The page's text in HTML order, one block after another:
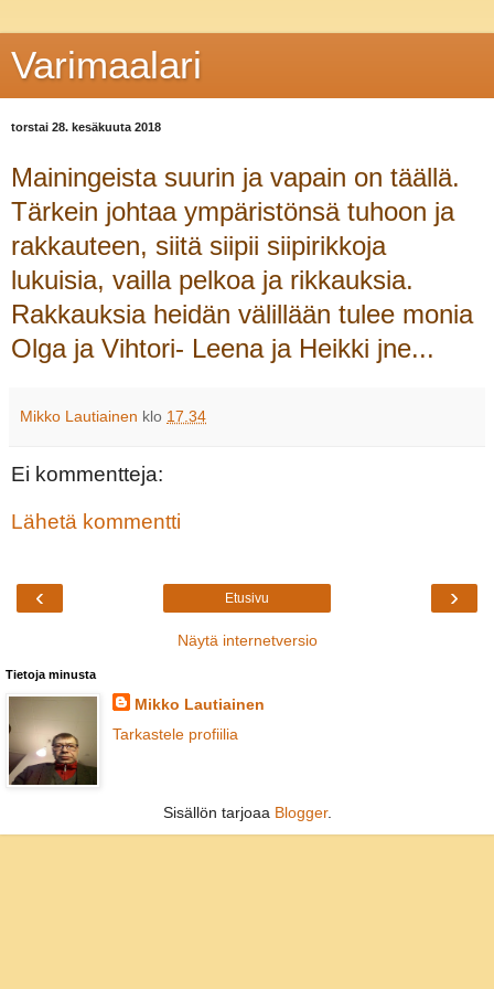
Varimaalari
torstai 28. kesäkuuta 2018
Mainingeista suurin ja vapain on täällä.
Tärkein johtaa ympäristönsä tuhoon ja
rakkauteen, siitä siipii siipirikkoja
lukuisia, vailla pelkoa ja rikkauksia.
Rakkauksia heidän välillään tulee monia
Olga ja Vihtori- Leena ja Heikki jne...
Mikko Lautiainen klo 17.34
Ei kommentteja:
Lähetä kommentti
‹ ›
Etusivu
Näytä internetversio
Tietoja minusta
Mikko Lautiainen
Tarkastele profiilia
Sisällön tarjoaa Blogger.